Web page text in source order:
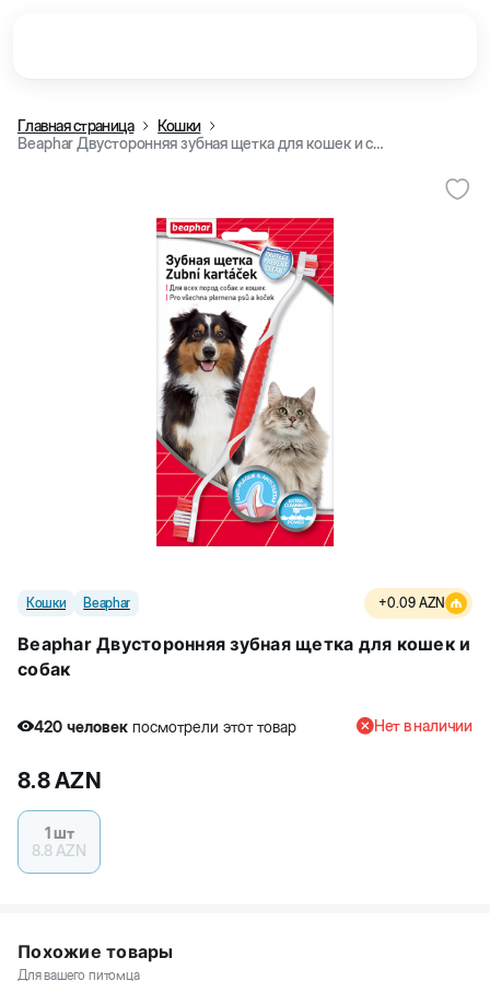
Главная страница
Кошки
Beaphar Двусторонняя зубная щетка для кошек и собак
Кошки Beaphar +0.09 AZN
Beaphar Двусторонняя зубная щетка для кошек и
собак
420 человек посмотрели этот товар
420 человек
Нет в наличии
8.8AZN
1 шт
8.8 AZN
Похожие товары
Для вашего питомца